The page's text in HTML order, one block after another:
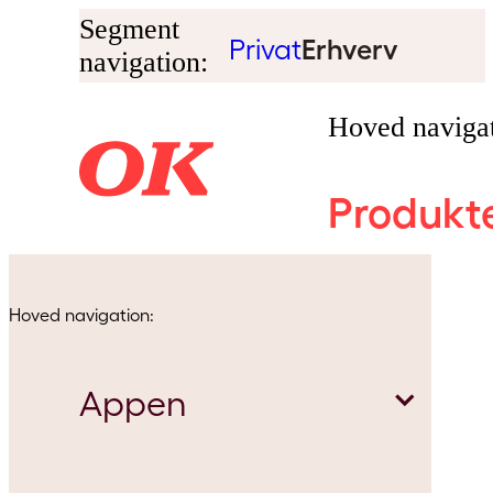
Segment
navigation:
PrivatErhverv
Hoved
Hoved navigation:
Appen